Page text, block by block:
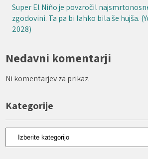
Super El Niño je povzročil
zgodovini. Ta pa bi lahko bila še hujša.
2028)
Nedavni komentarji
Ni komentarjev za prikaz.
Kategorije
Kategorije